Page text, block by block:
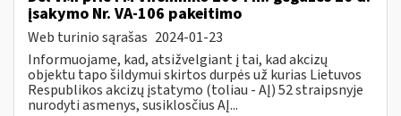
įsakymo Nr. VA-106 pakeitimo
Web turinio sąrašas 2024-01-23
Informuojame, kad, atsižvelgiant į tai, kad akcizų
objektu tapo šildymui skirtos durpės už kurias Lietuvos
Respublikos akcizų įstatymo (toliau - AĮ) 52 straipsnyje
nurodyti asmenys, susiklosčius AĮ...